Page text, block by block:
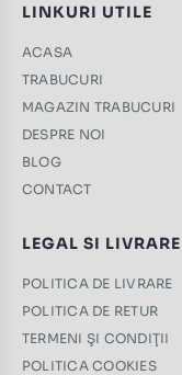
LINKURI UTILE
ACASA
TRABUCURI
MAGAZIN TRABUCURI
DESPRE NOI
BLOG
CONTACT
LEGAL SI LIVRARE
POLITICA DE LIVRARE
POLITICA DE RETUR
TERMENI ŞI CONDIŢII
POLITICA COOKIES